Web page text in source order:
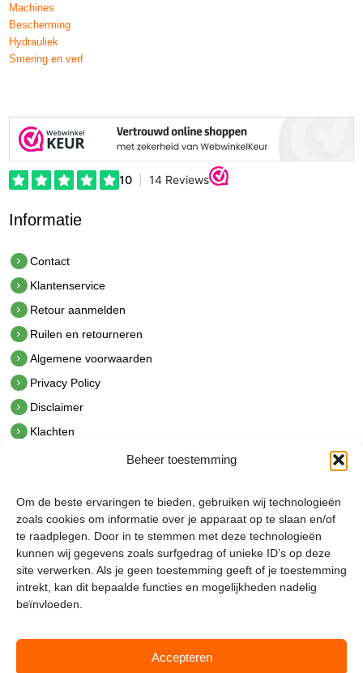
Beheer toestemming
Om de beste ervaringen te bieden, gebruiken wij technologieën
zoals cookies om informatie over je apparaat op te slaan en/of
te raadplegen. Door in te stemmen met deze technologieën
kunnen wij gegevens zoals surfgedrag of unieke ID’s op deze
site verwerken. Als je geen toestemming geeft of je toestemming
intrekt, kan dit bepaalde functies en mogelijkheden nadelig
beïnvloeden.
Accepteren
Machines
Bescherming
Hydrauliek
Smering en verf
Informatie
Contact
Klantenservice
Retour aanmelden
Ruilen en retourneren
Algemene voorwaarden
Privacy Policy
Disclaimer
Klachten
hetindustriehuis B.V.
De Hoek 1 1601 MR Enkhuizen
t.0228 53 00 40
e.info@hetindustriehuis.com
KVK 51483904
BTW NL850044522B01